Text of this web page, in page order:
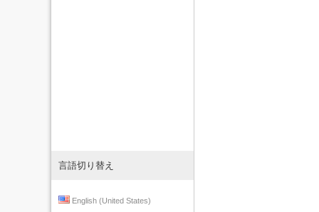
言語切り替え
English (United States)